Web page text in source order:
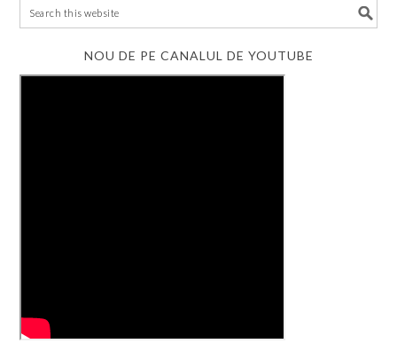
NOU DE PE CANALUL DE YOUTUBE